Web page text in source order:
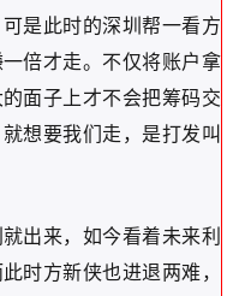
是此时的深圳帮一看方
倍才走。不仅将账户拿
面子上才不会把筹码交
想要我们走，是打发叫
出来，如今看着未来利
时方新侠也进退两难，